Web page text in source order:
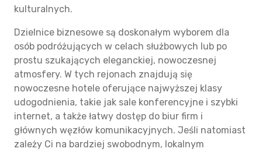
kulturalnych.
Dzielnice biznesowe są doskonałym wyborem dla
osób podróżujących w celach służbowych lub po
prostu szukających eleganckiej, nowoczesnej
atmosfery. W tych rejonach znajdują się
nowoczesne hotele oferujące najwyższej klasy
udogodnienia, takie jak sale konferencyjne i szybki
internet, a także łatwy dostęp do biur firm i
głównych węzłów komunikacyjnych. Jeśli natomiast
zależy Ci na bardziej swobodnym, lokalnym